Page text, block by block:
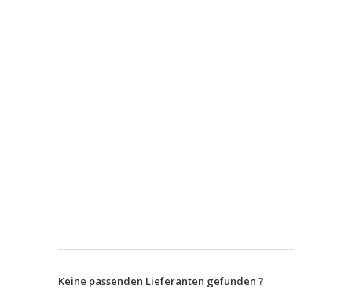
Keine passenden Lieferanten gefunden ?